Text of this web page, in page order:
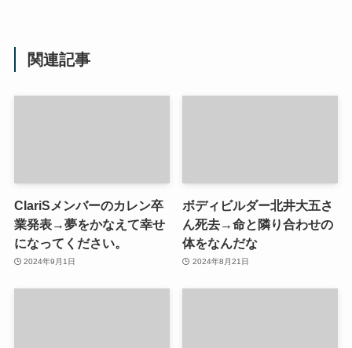
関連記事
ClariSメンバーのカレン卒
業発表→夢をかなえて幸せ
になってください。
2024年9月1日
ボディビルダー北井大五さ
ん死去→命と隣り合わせの
体をなんだな
2024年8月21日